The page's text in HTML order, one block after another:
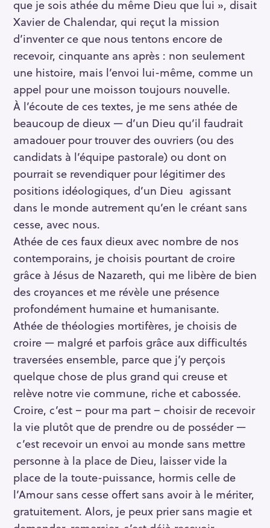
que je sois athée du même Dieu que lui », disait
Xavier de Chalendar, qui reçut la mission
d’inventer ce que nous tentons encore de
recevoir, cinquante ans après : non seulement
une histoire, mais l’envoi lui-même, comme un
appel pour une moisson toujours nouvelle.
À l’écoute de ces textes, je me sens athée de
beaucoup de dieux — d’un Dieu qu’il faudrait
amadouer pour trouver des ouvriers (ou des
candidats à l’équipe pastorale) ou dont on
pourrait se revendiquer pour légitimer des
positions idéologiques, d’un Dieu agissant
dans le monde autrement qu’en le créant sans
cesse, avec nous.
Athée de ces faux dieux avec nombre de nos
contemporains, je choisis pourtant de croire
grâce à Jésus de Nazareth, qui me libère de bien
des croyances et me révèle une présence
profondément humaine et humanisante.
Athée de théologies mortifères, je choisis de
croire — malgré et parfois grâce aux difficultés
traversées ensemble, parce que j’y perçois
quelque chose de plus grand qui creuse et
relève notre vie commune, riche et cabossée.
Croire, c’est – pour ma part – choisir de recevoir
la vie plutôt que de prendre ou de posséder —
c’est recevoir un envoi au monde sans mettre
personne à la place de Dieu, laisser vide la
place de la toute-puissance, hormis celle de
l’Amour sans cesse offert sans avoir à le mériter,
gratuitement. Alors, je peux prier sans magie et
r
c
h
f
o
r
: